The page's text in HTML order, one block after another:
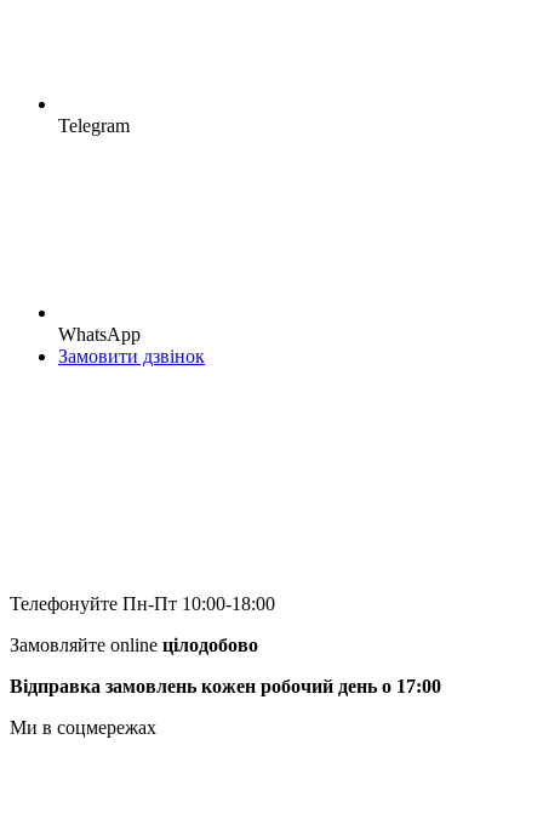
Telegram
WhatsApp
Замовити дзвінок
Телефонуйте Пн-Пт 10:00-18:00
Замовляйте online цілодобово
Відправка замовлень кожен робочий день о 17:00
Ми в соцмережах